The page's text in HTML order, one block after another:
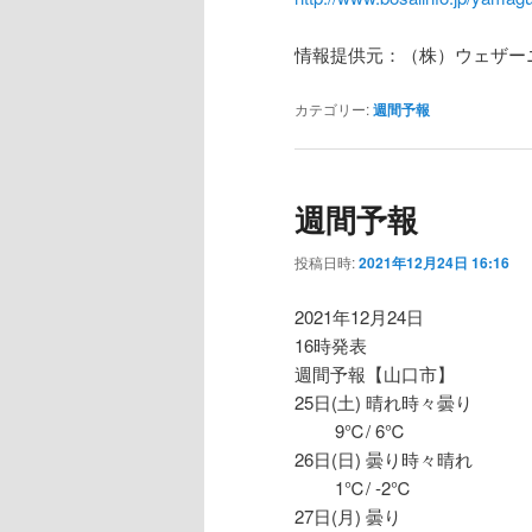
情報提供元：（株）ウェザー
カテゴリー:週間予報
週間予報
投稿日時:2021年12月24日 16:16
2021年12月24日
16時発表
週間予報【山口市】
25日(土) 晴れ時々曇り
9℃/ 6℃
26日(日) 曇り時々晴れ
1℃/ -2℃
27日(月) 曇り